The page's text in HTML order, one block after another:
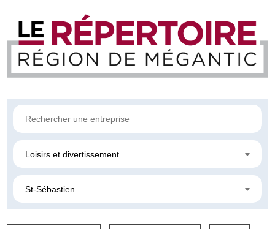
Loisirs et divertissement
St-Sébastien